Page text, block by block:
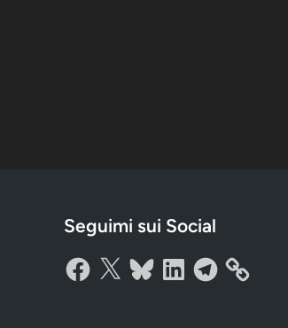
Seguimi sui Social
Facebook
X BlueskyLinkedInTelegram